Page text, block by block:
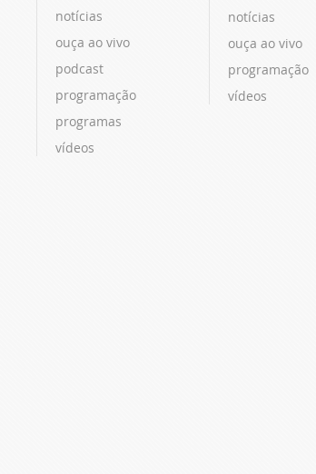
notícias
ouça ao vivo
podcast
programação
programas
vídeos
notícias
ouça ao vivo
programação
vídeos